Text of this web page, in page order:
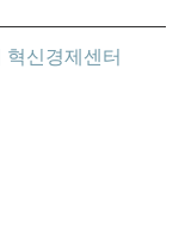
혁신경제센터